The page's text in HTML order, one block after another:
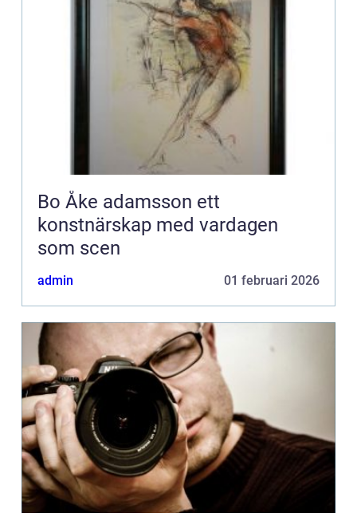
Bo Åke adamsson ett
konstnärskap med vardagen
som scen
admin 01 februari 2026